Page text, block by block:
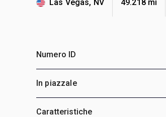
Las Vegas, NV 49.218 mi
Numero ID
In piazzale
Caratteristiche